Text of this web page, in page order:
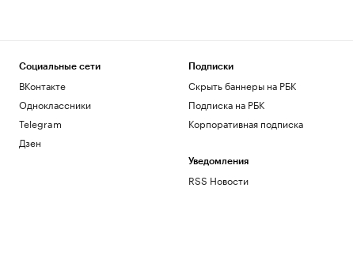
Социальные сети
ВКонтакте
Одноклассники
Telegram
Дзен
Подписки
Скрыть баннеры на РБК
Подписка на РБК
Корпоративная подписка
Уведомления
RSS Новости